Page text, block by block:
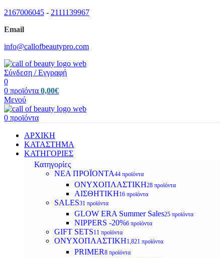
2167006045 - 2111139967
Email
info@callofbeautypro.com
Σύνδεση / Εγγραφή
0
0 προϊόντα 0,00€
Μενού
0 προϊόντα
ΑΡΧΙΚΗ
ΚΑΤΑΣΤΗΜΑ
ΚΑΤΗΓΟΡΙΕΣ
Κατηγορίες
ΝΕΑ ΠΡΟΪΟΝΤΑ44 προϊόντα
ΟΝΥΧΟΠΛΑΣΤΙΚΗ28 προϊόντα
ΑΙΣΘΗΤΙΚΗ16 προϊόντα
SALES31 προϊόντα
GLOW ERA Summer Sales25 προϊόντα
NIPPERS -20%6 προϊόντα
GIFT SETS11 προϊόντα
ΟΝΥΧΟΠΛΑΣΤΙΚΗ1,821 προϊόντα
PRIMER8 προϊόντα